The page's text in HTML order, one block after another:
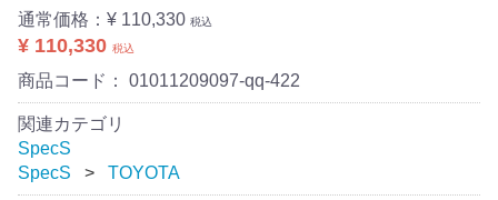
通常価格： ¥ 110,330 税込
¥ 110,330 税込
商品コード： 01011209097-qq-422
関連カテゴリ
SpecS
SpecS
TOYOTA